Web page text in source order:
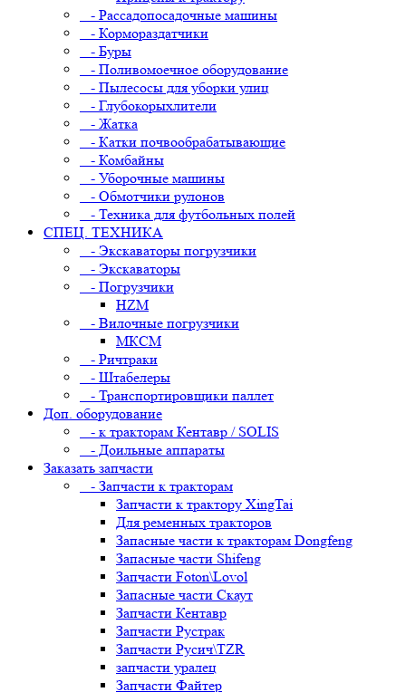
- Рассадопосадочные машины
- Кормораздатчики
- Буры
- Поливомоечное оборудование
- Пылесосы для уборки улиц
- Глубокорыхлители
- Жатка
- Катки почвообрабатывающие
- Комбайны
- Уборочные машины
- Обмотчики рулонов
- Техника для футбольных полей
СПЕЦ. ТЕХНИКА
- Экскаваторы погрузчики
- Экскаваторы
- Погрузчики
HZM
- Вилочные погрузчики
МКСМ
- Ричтраки
- Штабелеры
- Транспортировщики паллет
Доп. оборудование
- к тракторам Кентавр / SOLIS
- Доильные аппараты
Заказать запчасти
- Запчасти к тракторам
Запчасти к трактору XingTai
Для ременных тракторов
Запасные части к тракторам Dongfeng
Запасные части Shifeng
Запчасти Foton\Lovol
Запасные части Скаут
Запчасти Кентавр
Запчасти Рустрак
Запчасти Русич\TZR
запчасти уралец
Запчасти Файтер